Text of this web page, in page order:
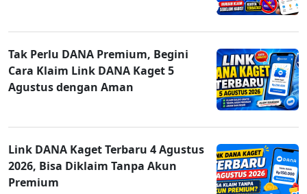
Tak Perlu DANA Premium, Begini
Cara Klaim Link DANA Kaget 5
Agustus dengan Aman
Link DANA Kaget Terbaru 4 Agustus
2026, Bisa Diklaim Tanpa Akun
Premium